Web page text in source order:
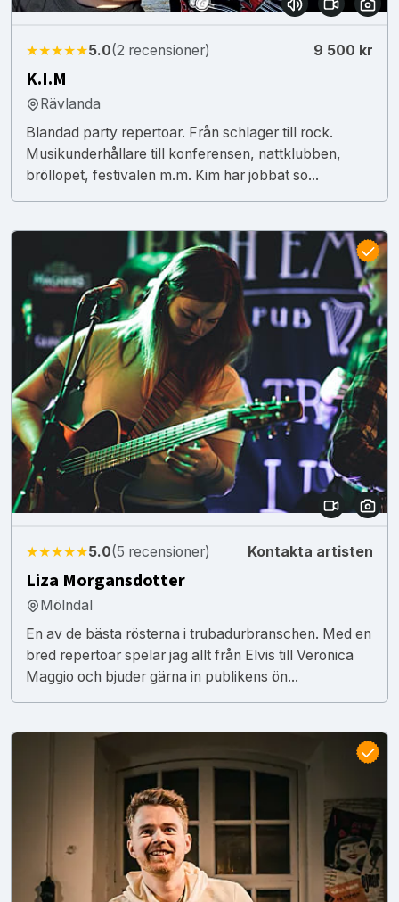
★★★★★5.0(2 recensioner) 9 500 kr
K.I.M
Rävlanda
Blandad party repertoar. Från schlager till rock.
Musikunderhållare till konferensen, nattklubben,
bröllopet, festivalen m.m. Kim har jobbat so...
★★★★★5.0(5 recensioner) Kontakta artisten
Liza Morgansdotter
Mölndal
En av de bästa rösterna i trubadurbranschen. Med en
bred repertoar spelar jag allt från Elvis till Veronica
Maggio och bjuder gärna in publikens ön...